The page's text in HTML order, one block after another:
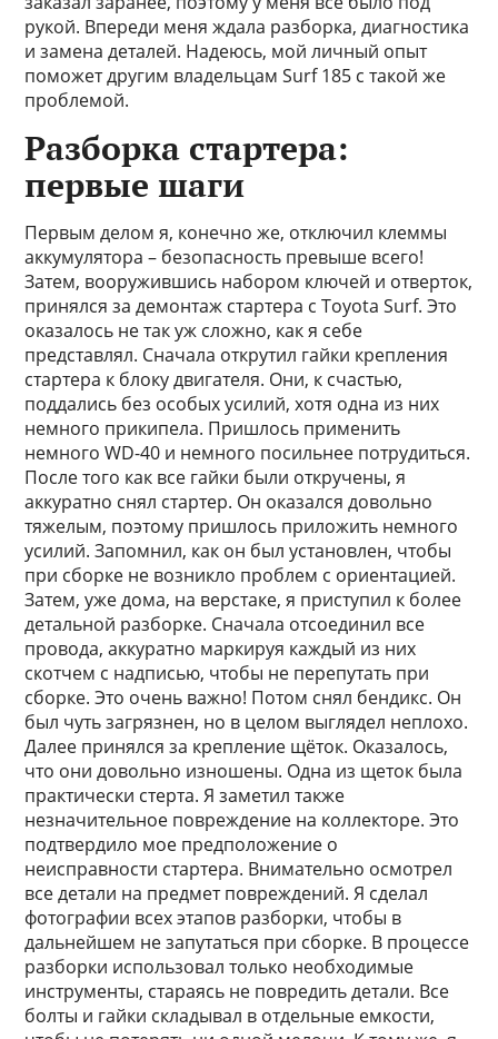
рукой. Впереди меня ждала разборка, диагностика
и замена деталей. Надеюсь, мой личный опыт
поможет другим владельцам Surf 185 с такой же
проблемой.
Разборка стартера:
первые шаги
Первым делом я, конечно же, отключил клеммы
аккумулятора – безопасность превыше всего!
Затем, вооружившись набором ключей и отверток,
принялся за демонтаж стартера с Toyota Surf. Это
оказалось не так уж сложно, как я себе
представлял. Сначала открутил гайки крепления
стартера к блоку двигателя. Они, к счастью,
поддались без особых усилий, хотя одна из них
немного прикипела. Пришлось применить
немного WD-40 и немного посильнее потрудиться.
После того как все гайки были откручены, я
аккуратно снял стартер. Он оказался довольно
тяжелым, поэтому пришлось приложить немного
усилий. Запомнил, как он был установлен, чтобы
при сборке не возникло проблем с ориентацией.
Затем, уже дома, на верстаке, я приступил к более
детальной разборке. Сначала отсоединил все
провода, аккуратно маркируя каждый из них
скотчем с надписью, чтобы не перепутать при
сборке. Это очень важно! Потом снял бендикс. Он
был чуть загрязнен, но в целом выглядел неплохо.
Далее принялся за крепление щёток. Оказалось,
что они довольно изношены. Одна из щеток была
практически стерта. Я заметил также
незначительное повреждение на коллекторе. Это
подтвердило мое предположение о
неисправности стартера. Внимательно осмотрел
все детали на предмет повреждений. Я сделал
фотографии всех этапов разборки, чтобы в
дальнейшем не запутаться при сборке. В процессе
разборки использовал только необходимые
инструменты, стараясь не повредить детали. Все
болты и гайки складывал в отдельные емкости,